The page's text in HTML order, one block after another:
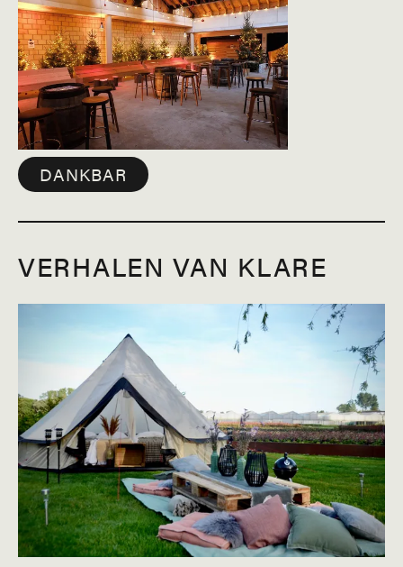
DANKBAR
VERHALEN VAN KLARE